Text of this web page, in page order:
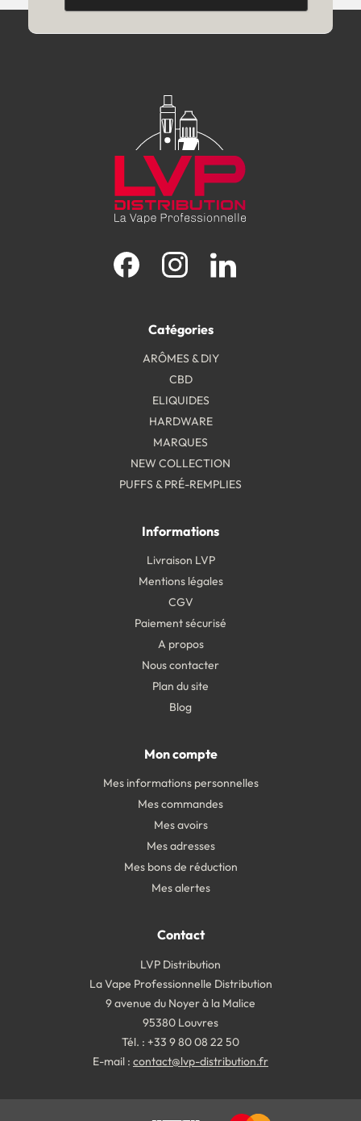
Catégories
ARÔMES & DIY
CBD
ELIQUIDES
HARDWARE
MARQUES
NEW COLLECTION
PUFFS & PRÉ-REMPLIES
Informations
Livraison LVP
Mentions légales
CGV
Paiement sécurisé
A propos
Nous contacter
Plan du site
Blog
Facebook Instagram
Mon compte
Mes informations personnelles
Mes commandes
Mes avoirs
Mes adresses
Mes bons de réduction
Mes alertes
Contact
LVP Distribution
La Vape Professionnelle Distribution
9 avenue du Noyer à la Malice
95380 Louvres
Tél. : +33 9 80 08 22 50
E-mail : contact@lvp-distribution.fr